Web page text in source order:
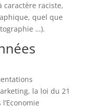
caractère raciste,
quel que
…).
la loi du 21